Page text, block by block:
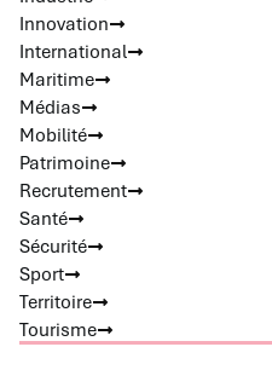
Innovation
International
Maritime
Médias
Mobilité
Patrimoine
Recrutement
Santé
Sécurité
Sport
Territoire
Tourisme